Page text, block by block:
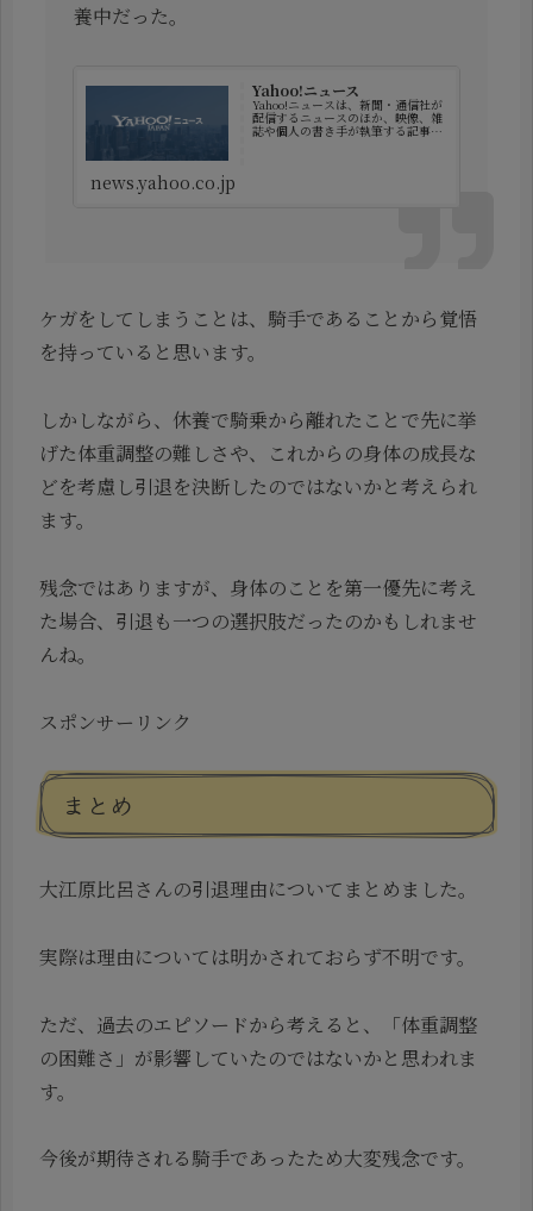
養中だった。
Yahoo!ニュース
Yahoo!ニュースは、新聞・通信社が
配信するニュースのほか、映像、雑
誌や個人の書き手が執筆する記事な
news.yahoo.co.jp
ケガをしてしまうことは、騎手であることから覚悟
を持っていると思います。
しかしながら、休養で騎乗から離れたことで先に挙
げた体重調整の難しさや、これからの身体の成長な
どを考慮し引退を決断したのではないかと考えられ
ます。
残念ではありますが、身体のことを第一優先に考え
た場合、引退も一つの選択肢だったのかもしれませ
んね。
スポンサーリンク
まとめ
大江原比呂さんの引退理由についてまとめました。
実際は理由については明かされておらず不明です。
ただ、過去のエピソードから考えると、「体重調整
の困難さ」が影響していたのではないかと思われま
す。
今後が期待される騎手であったため大変残念です。